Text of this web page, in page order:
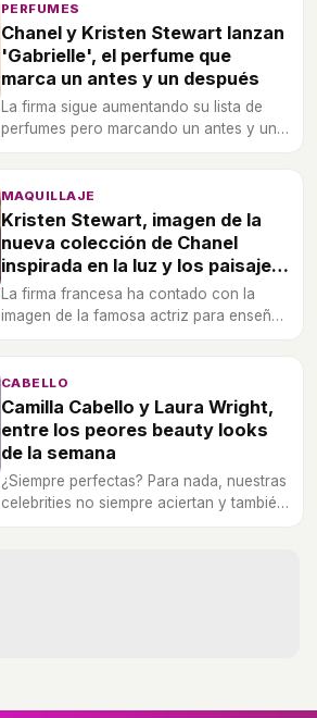
PERFUMES
Chanel y Kristen Stewart lanzan
'Gabrielle', el perfume que
marca un antes y un después
La firma sigue aumentando su lista de
perfumes pero marcando un antes y un
embajadora.
MAQUILLAJE
Kristen Stewart, imagen de la
nueva colección de Chanel
inspirada en la luz y los paisajes
de California
La firma francesa ha contado con la
imagen de la famosa actriz para enseñar
CABELLO
Camilla Cabello y Laura Wright,
entre los peores beauty looks
de la semana
¿Siempre perfectas? Para nada, nuestras
celebrities no siempre aciertan y también